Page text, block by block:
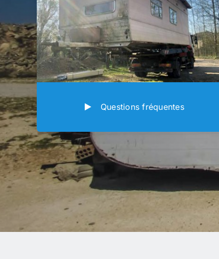
Questions fréquentes